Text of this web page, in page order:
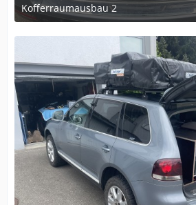
Kofferraumausbau 2
9. Mai 2024 um 20:14